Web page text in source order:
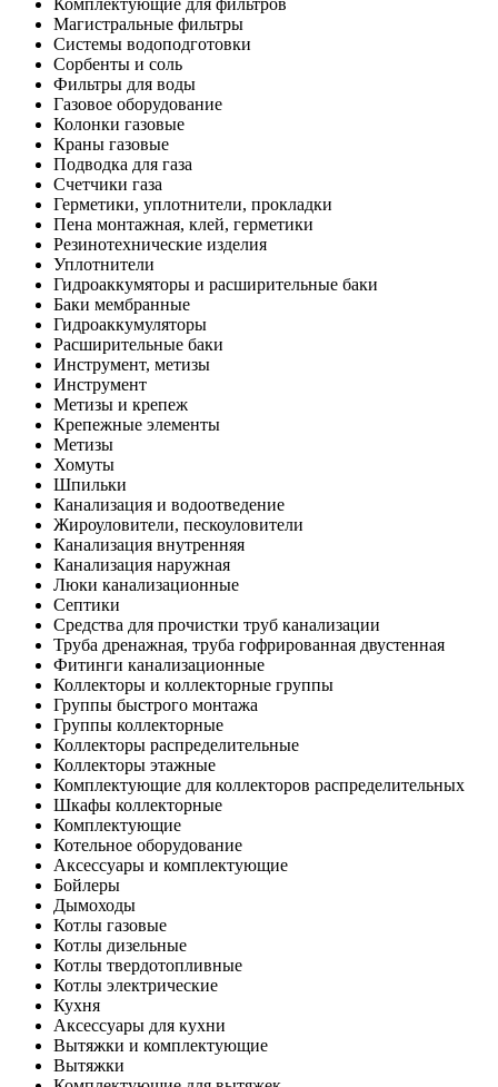
Комплектующие для фильтров
Магистральные фильтры
Системы водоподготовки
Сорбенты и соль
Фильтры для воды
Газовое оборудование
Колонки газовые
Краны газовые
Подводка для газа
Счетчики газа
Герметики, уплотнители, прокладки
Пена монтажная, клей, герметики
Резинотехнические изделия
Уплотнители
Гидроаккумяторы и расширительные баки
Баки мембранные
Гидроаккумуляторы
Расширительные баки
Инструмент, метизы
Инструмент
Метизы и крепеж
Крепежные элементы
Метизы
Хомуты
Шпильки
Канализация и водоотведение
Жироуловители, пескоуловители
Канализация внутренняя
Канализация наружная
Люки канализационные
Септики
Средства для прочистки труб канализации
Труба дренажная, труба гофрированная двустенная
Фитинги канализационные
Коллекторы и коллекторные группы
Группы быстрого монтажа
Группы коллекторные
Коллекторы распределительные
Коллекторы этажные
Комплектующие для коллекторов распределительных
Шкафы коллекторные
Комплектующие
Котельное оборудование
Аксессуары и комплектующие
Бойлеры
Дымоходы
Котлы газовые
Котлы дизельные
Котлы твердотопливные
Котлы электрические
Кухня
Аксессуары для кухни
Вытяжки и комплектующие
Вытяжки